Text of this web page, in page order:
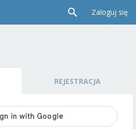
Zaloguj się
REJESTRACJA